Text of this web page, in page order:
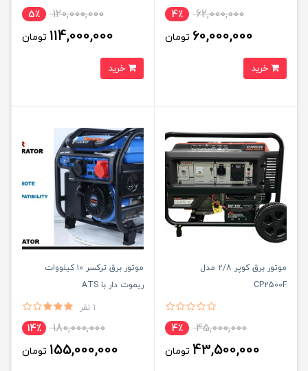
62,000,000 4٪
60,000,000 تومان
120,000,000 5٪
114,000,000 تومان
موتور برق کوپر ۲/۸ مدل
CP2500F
45,000,000 4٪
43,500,000 تومان
موتور برق ترکسر ۱۰ کیلووات
ریموت دار با ATS
1 نفر
180,000,000 14٪
155,000,000 تومان